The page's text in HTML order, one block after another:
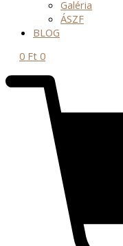
Galéria
ÁSZF
BLOG
0 Ft 0